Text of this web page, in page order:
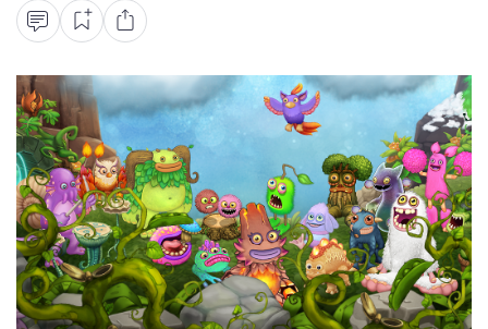
Руководства
Roblox